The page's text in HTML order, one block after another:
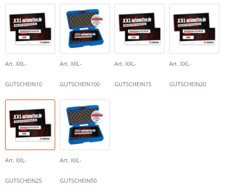
Art. XXL-
GUTSCHEIN10
Art. XXL-
GUTSCHEIN100
Art. XXL-
GUTSCHEIN15
Art. XXL-
GUTSCHEIN20
Art. XXL-
GUTSCHEIN25
Art. XXL-
GUTSCHEIN50